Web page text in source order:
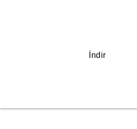
İndir